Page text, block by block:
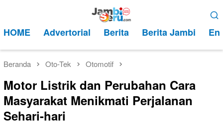
kontenMobile
HOME Advertorial Berita Berita Jambi
Beranda Oto-Tek Otomotif
Motor Listrik dan Perubahan Cara
Masyarakat Menikmati Perjalanan
Sehari-hari